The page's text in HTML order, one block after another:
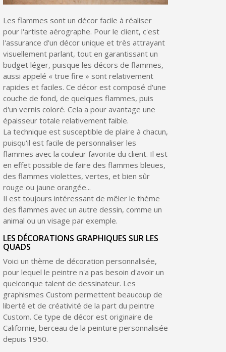
Les flammes sont un décor facile à réaliser
pour l'artiste aérographe. Pour le client, c'est
l'assurance d'un décor unique et très attrayant
visuellement parlant, tout en garantissant un
budget léger, puisque les décors de flammes,
aussi appelé « true fire » sont relativement
rapides et faciles. Ce décor est composé d'une
couche de fond, de quelques flammes, puis
d'un vernis coloré. Cela a pour avantage une
épaisseur totale relativement faible.
La technique est susceptible de plaire à chacun,
puisqu'il est facile de personnaliser les
flammes avec la couleur favorite du client. Il est
en effet possible de faire des flammes bleues,
des flammes violettes, vertes, et bien sûr
rouge ou jaune orangée...
Il est toujours intéressant de mêler le thème
des flammes avec un autre dessin, comme un
animal ou un visage par exemple.
LES DÉCORATIONS GRAPHIQUES SUR LES
QUADS
Voici un thème de décoration personnalisée,
pour lequel le peintre n'a pas besoin d'avoir un
quelconque talent de dessinateur. Les
graphismes Custom permettent beaucoup de
liberté et de créativité de la part du peintre
Custom. Ce type de décor est originaire de
Californie, berceau de la peinture personnalisée
depuis 1950.